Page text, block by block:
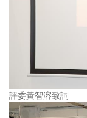
評委黃智溶致詞